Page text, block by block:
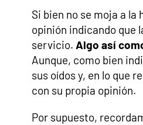
Si bien no se moja a la
opinión indicando que
servicio. Algo así
Aunque, como bien
sus oídos y, en lo que
con su propia opinión.
Por supuesto,